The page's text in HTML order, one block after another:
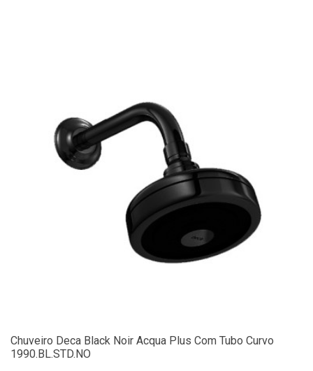
Chuveiro Deca Black Noir Acqua Plus Com Tubo Curvo
1990.BL.STD.NO